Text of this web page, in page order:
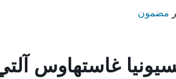
مضمون
غاستهاوس